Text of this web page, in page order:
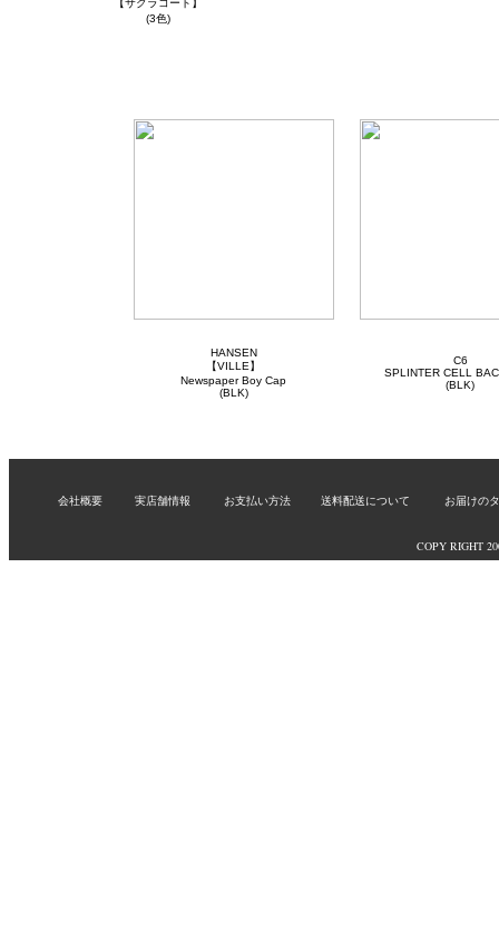
【サクラコート】
(3色)
HANSEN
【VILLE】
Newspaper Boy Cap
(BLK)
C6
SPLINTER CELL
(BLK)
会社概要 実店舗情報 お支払い方法 送料配送について お届けの
COPY RIGHT